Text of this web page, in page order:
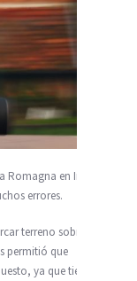
Romagna en Imola,
errores.
terreno sobre los
permitió que
ya que tiene 41